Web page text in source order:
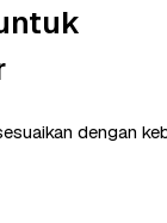
dengan